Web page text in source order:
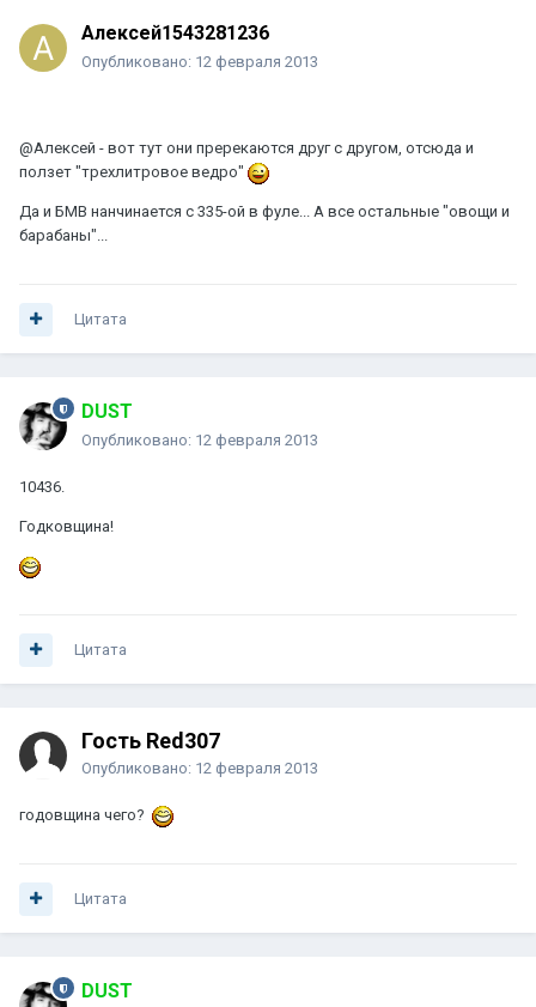
Алексей1543281236
Опубликовано: 12 февраля 2013
@Алексей - вот тут они пререкаются друг с другом, отсюда и
ползет "трехлитровое ведро"
Да и БМВ нанчинается с 335-ой в фуле... А все остальные "овощи и
барабаны"...
Цитата
DUST
Опубликовано: 12 февраля 2013
10436.
Годковщина!
Цитата
Гость Red307
Опубликовано: 12 февраля 2013
годовщина чего?
Цитата
DUST